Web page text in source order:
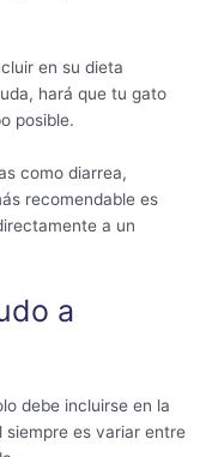
en su dieta
hará que tu gato
posible.
como diarrea,
recomendable es
a un
a
debe incluirse en la
siempre es variar entre